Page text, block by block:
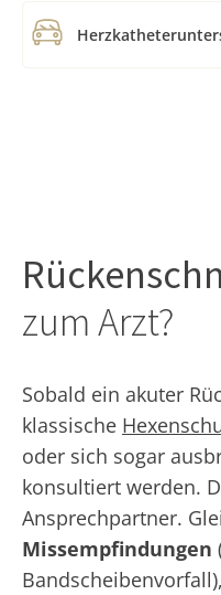
zum Arzt?
Sobald ein akuter
klassische
oder sich sogar
konsultiert werden.
Ansprechpartner.
Missempfindungen
Bandscheibenvorfall),